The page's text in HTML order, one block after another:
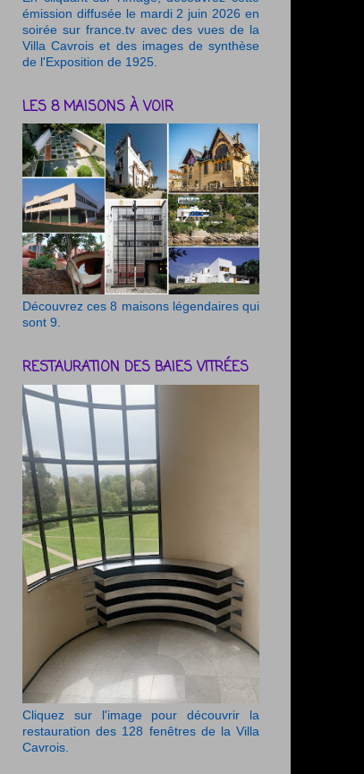
émission diffusée le mardi 2 juin 2026 en
soirée sur france.tv avec des vues de la
Villa Cavrois et des images de synthèse
de l'Exposition de 1925.
LES 8 MAISONS À VOIR
Découvrez ces 8 maisons légendaires qui
sont 9.
RESTAURATION DES BAIES VITRÉES
Cliquez sur l'image pour découvrir la
restauration des 128 fenêtres de la Villa
Cavrois.